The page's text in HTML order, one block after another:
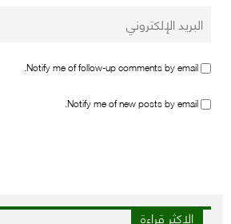
Notify me of follow-up comments by email.
Notify me of new posts by email.
الاكثر قراءة